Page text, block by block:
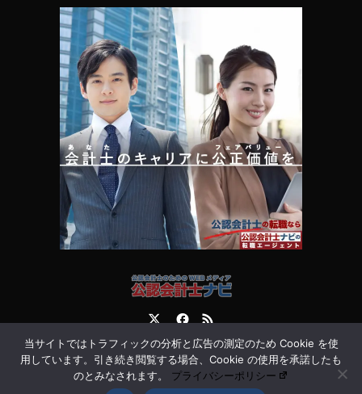
運営会社 お問合せ
当サイトではトラフィックの分析と広告の測定のため Cookie を使
用しています。引き続き閲覧する場合、Cookie の使用を承諾したも
のとみなされます。 プライバシーポリシー